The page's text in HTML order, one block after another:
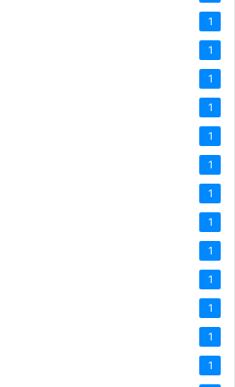
1
1
1
1
1
1
1
1
1
1
1
1
1